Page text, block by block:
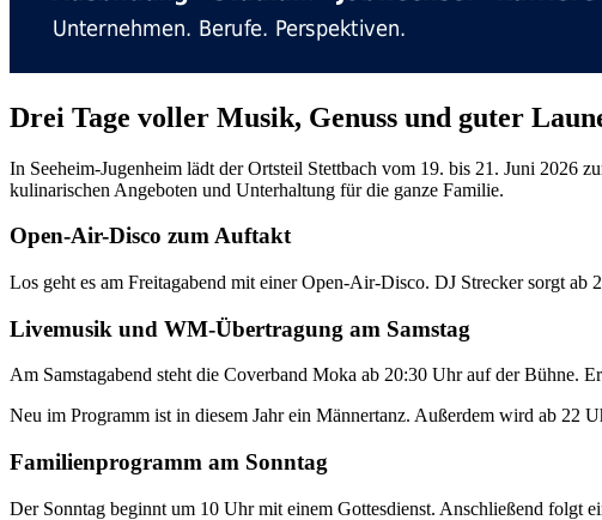
Drei Tage voller Musik, Genuss und guter
In Seeheim-Jugenheim lädt der Ortsteil Stettbach vom 19. bis 21. Juni 2026
kulinarischen Angeboten und Unterhaltung für die ganze Familie.
Open-Air-Disco zum Auftakt
Los geht es am Freitagabend mit einer Open-Air-Disco. DJ Strecker sorgt
Livemusik und WM-Übertragung am Samstag
Am Samstagabend steht die Coverband Moka ab 20:30 Uhr auf der Bühne.
Neu im Programm ist in diesem Jahr ein Männertanz. Außerdem wird ab 22
Familienprogramm am Sonntag
Der Sonntag beginnt um 10 Uhr mit einem Gottesdienst. Anschließend folgt